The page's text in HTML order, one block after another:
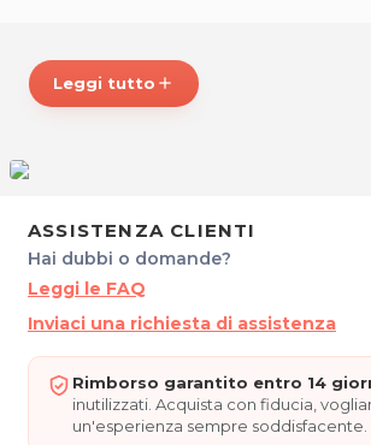
Via Piave, 1
Martignacco (UD)
Tel. 04321485042
Leggi tutto add
ASSISTENZA CLIENTI
Hai dubbi o domande?
Leggi le FAQ
Inviaci una richiesta di assistenza
Rimborso garantito entro 14
inutilizzati. Acquista con fiducia,
un'esperienza sempre soddisfacente.